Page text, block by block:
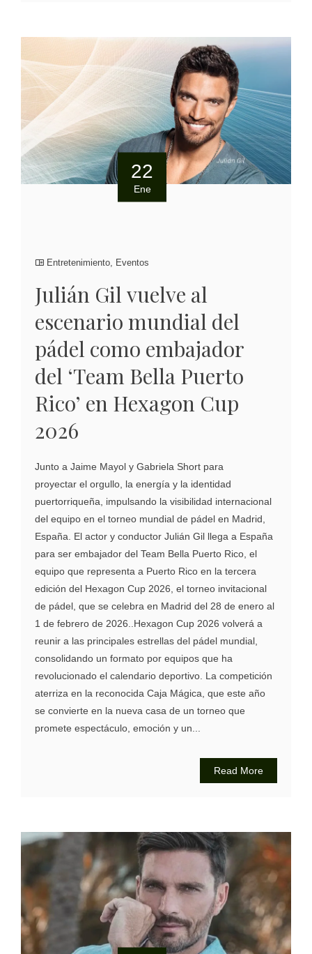
22
Ene
Entretenimiento Eventos
Julián Gil vuelve al
escenario mundial del
pádel como embajador
del ‘Team Bella Puerto
Rico’ en Hexagon Cup
2026
Junto a Jaime Mayol y Gabriela Short para
proyectar el orgullo, la energía y la identidad
puertorriqueña, impulsando la visibilidad internacional
del equipo en el torneo mundial de pádel en Madrid,
España. El actor y conductor Julián Gil llega a España
para ser embajador del Team Bella Puerto Rico, el
equipo que representa a Puerto Rico en la tercera
edición del Hexagon Cup 2026, el torneo invitacional
de pádel, que se celebra en Madrid del 28 de enero al
1 de febrero de 2026..Hexagon Cup 2026 volverá a
reunir a las principales estrellas del pádel mundial,
consolidando un formato por equipos que ha
revolucionado el calendario deportivo. La competición
aterriza en la reconocida Caja Mágica, que este año
se convierte en la nueva casa de un torneo que
promete espectáculo, emoción y un...
Read More